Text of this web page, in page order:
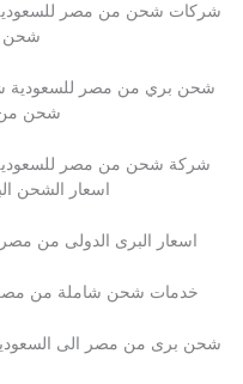
شركات شحن من مصر
شحن
شحن بري من مصر للسعودية
شحن من
شركة شحن من مصر
اسعار الشحن
اسعار البرى الدولى من
خدمات شحن شاملة من مصر
شحن برى من مصر الى